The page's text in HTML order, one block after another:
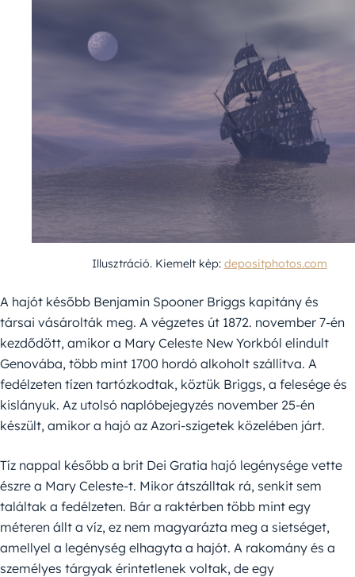
Illusztráció. Kiemelt kép: depositphotos.com
A hajót később Benjamin Spooner Briggs kapitány és
társai vásárolták meg. A végzetes út 1872. november 7-én
kezdődött, amikor a Mary Celeste New Yorkból elindult
Genovába, több mint 1700 hordó alkoholt szállítva. A
fedélzeten tízen tartózkodtak, köztük Briggs, a felesége és
kislányuk. Az utolsó naplóbejegyzés november 25-én
készült, amikor a hajó az Azori-szigetek közelében járt.
Tíz nappal később a brit Dei Gratia hajó legénysége vette
észre a Mary Celeste-t. Mikor átszálltak rá, senkit sem
találtak a fedélzeten. Bár a raktérben több mint egy
méteren állt a víz, ez nem magyarázta meg a sietséget,
amellyel a legénység elhagyta a hajót. A rakomány és a
személyes tárgyak érintetlenek voltak, de egy